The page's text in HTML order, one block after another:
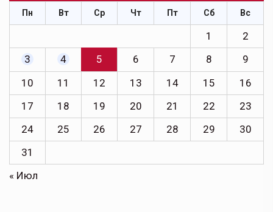
Пн Вт Ср Чт Пт Сб Вс
1
2
3
4 5 6 7 8
9
10
11 12 13 14 15
16
17
18 19 20 21 22
23
24
25 26 27 28 29
30
31
« Июл